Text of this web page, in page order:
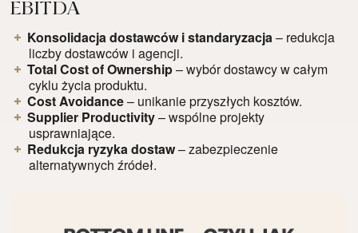
EBITDA
Konsolidacja dostawców i standaryzacja– redukcja
liczby dostawców i agencji.
Total Cost of Ownership– wybór dostawcy w całym
cyklu życia produktu.
Cost Avoidance– unikanie przyszłych kosztów.
Supplier Productivity– wspólne projekty
usprawniające.
Redukcja ryzyka dostaw– zabezpieczenie
alternatywnych źródeł.